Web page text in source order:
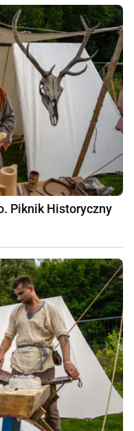
Piknik Historyczny